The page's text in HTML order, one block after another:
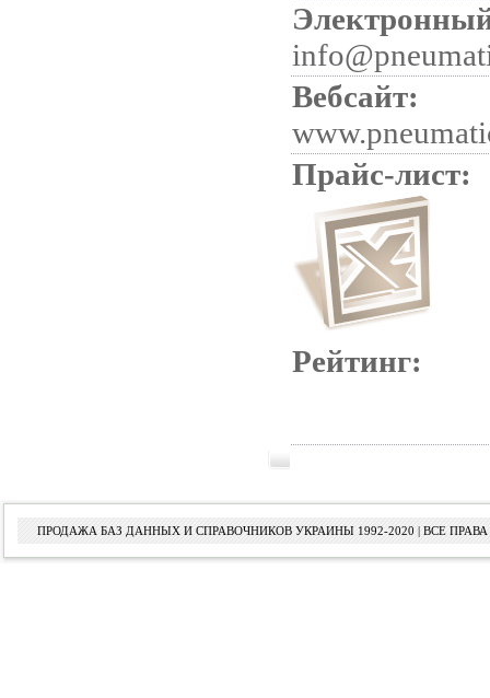
Вебсайт:
Прайс-лист:
Рейтинг:
ПРОДАЖА БАЗ ДАННЫХ И СПРАВОЧНИКОВ УКРАИНЫ 1992-2020 | ВСЕ